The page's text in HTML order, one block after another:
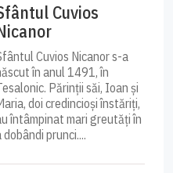
Cuvios
Cuvios Nicanor s-a
în anul 1491, în
Părinții săi, Ioan și
doi credincioși înstăriți,
întâmpinat mari greutăți în
dobândi prunci....